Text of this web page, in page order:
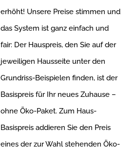
erhöht! Unsere Preise stimmen und
das System ist ganz einfach und
fair: Der Hauspreis, den Sie auf der
jeweiligen Hausseite unter den
Grundriss-Beispielen finden, ist der
Basispreis für Ihr neues Zuhause –
ohne Öko-Paket. Zum Haus-
Basispreis addieren Sie den Preis
eines der zur Wahl stehenden Öko-